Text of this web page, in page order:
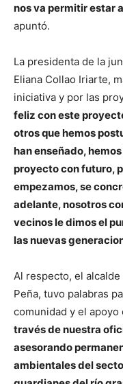
nos va permitir estar
apuntó.
La presidenta de la
Eliana Collao Iriarte,
iniciativa y por las
feliz con este
otros que hemos
han enseñado,
proyecto con futuro,
empezamos, se
adelante, nosotros
vecinos le dimos el
las nuevas
Al respecto, el
Peña, tuvo palabras
comunidad y el
través de nuestra
asesorando
ambientales del